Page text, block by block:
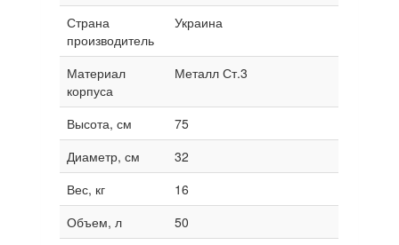
Страна
производитель
Украина
Материал
корпуса
Металл Ст.3
Высота, см
75
Диаметр, см
32
Вес, кг
16
Объем, л
50